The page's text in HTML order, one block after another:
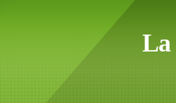
La